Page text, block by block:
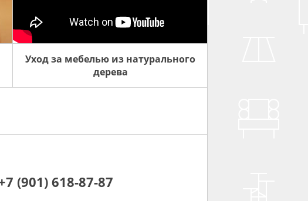
Уход за мебелью из натурального
дерева
(901) 618-87-87